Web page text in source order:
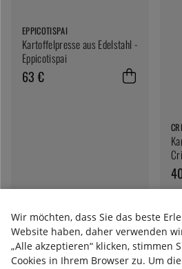
EPPICOTISPAI
Kartoffelpresse aus Edelstahl -
Eppicotispai
63 €
1 2
Wir möchten, dass Sie das beste
Website haben, daher verwenden
„Alle akzeptieren“ klicken, stimmen
Cookies in Ihrem Browser zu. Um